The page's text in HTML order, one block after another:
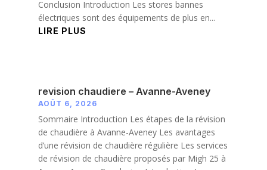
Conclusion Introduction Les stores bannes
électriques sont des équipements de plus en...
LIRE PLUS
revision chaudiere – Avanne-Aveney
AOÛT 6, 2026
Sommaire Introduction Les étapes de la révision
de chaudière à Avanne-Aveney Les avantages
d’une révision de chaudière régulière Les services
de révision de chaudière proposés par Migh 25 à